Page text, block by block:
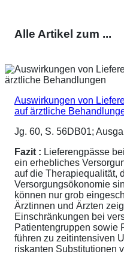
Alle Artikel zum ...
Auswirkungen von
auf ärztliche
Jg. 60, S. 56DB01;
Fazit : Lieferengpässe
ein erhebliches
auf die Therapiequalität,
Versorgungsökonomie
können nur grob
Ärztinnen und Ärzten
Einschränkungen bei
Patientengruppen sowie
führen zu zeitintensiven
riskanten Substitutionen